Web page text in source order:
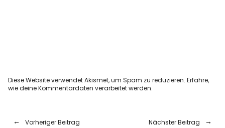
Diese Website verwendet Akismet, um Spam zu reduzieren.Erfahre,
wie deine Kommentardaten verarbeitet werden.
Vorheriger Beitrag
Nächster Beitrag